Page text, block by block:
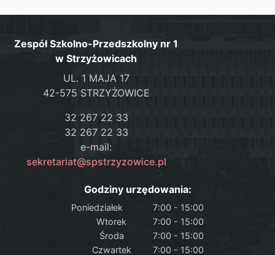
Zespół Szkolno-Przedszkolny nr 1
w Strzyżowicach
UL. 1 MAJA 17
42-575 STRZYŻOWICE
32 267 22 33
32 267 22 33
e-mail:
sekretariat@spstrzyzowice.pl
Godziny urzędowania:
Poniedziałek
7:00 - 15:00
Wtorek
7:00 - 15:00
Środa
7:00 - 15:00
Czwartek
7:00 - 15:00